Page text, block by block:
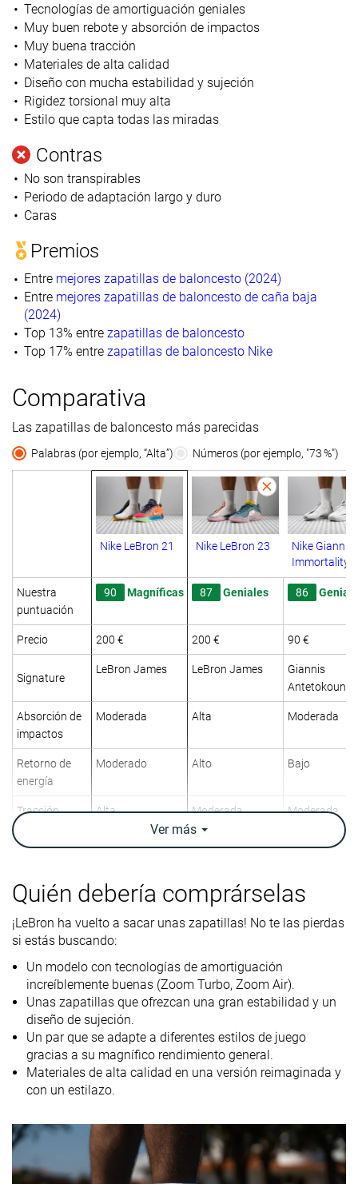
Tecnologías de amortiguación geniales
Muy buen rebote y absorción de impactos
Muy buena tracción
Materiales de alta calidad
Diseño con mucha estabilidad y sujeción
Rigidez torsional muy alta
Estilo que capta todas las miradas
Contras
No son transpirables
Periodo de adaptación largo y duro
Caras
Premios
Entre mejores zapatillas de baloncesto (2024)
Entre mejores zapatillas de baloncesto de caña baja
(2024)
Top 13% entre zapatillas de baloncesto
Top 17% entre zapatillas de baloncesto Nike
Comparativa
Las zapatillas de baloncesto más parecidas
Palabras (por ejemplo, “Alta”) Números (por ejemplo, "73 %")
Nike LeBron 21 Nike LeBron 23
Nike Giannis
Immortality 4
Nuestra
puntuación
90 Magníficas 87 Geniales 86
Precio 200 € 200 € 90 €
Signature
LeBron James LeBron James
Giannis
Absorción de
impactos
Moderada Alta Moderada
Retorno de
energía
Moderado Alto Bajo
Tracción Alta Moderada Moderada
Top
Peso
laboratorio
14.2 oz / 403g 15.5 oz / 439g 12.6 oz / 356g
Lightweight ✗
Transpirabilidad Media
Durabilidad
de la suela
exterior
Buena Buena Mala
Drop
laboratorio
4.2 mm 7.7 mm 5.4 mm
suela en la
laboratorio
Ver más
Quién debería comprárselas
¡LeBron ha vuelto a sacar unas zapatillas! No te las pierdas
si estás buscando:
Un modelo con tecnologías de amortiguación
increíblemente buenas (Zoom Turbo, Zoom Air).
Unas zapatillas que ofrezcan una gran estabilidad y un
diseño de sujeción.
Un par que se adapte a diferentes estilos de juego
gracias a su magnífico rendimiento general.
Materiales de alta calidad en una versión reimaginada y
con un estilazo.